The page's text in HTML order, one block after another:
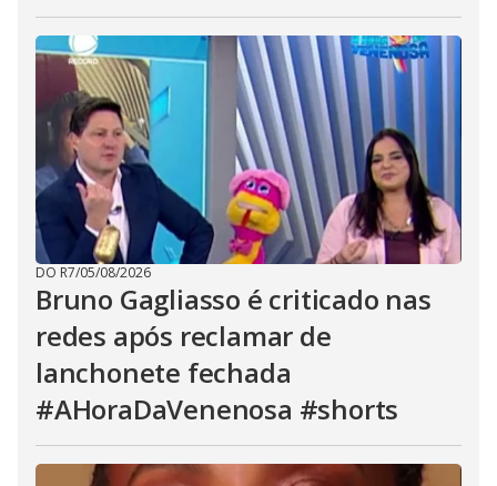
DO R7/05/08/2026
Bruno Gagliasso é criticado nas
redes após reclamar de
lanchonete fechada
#AHoraDaVenenosa #shorts